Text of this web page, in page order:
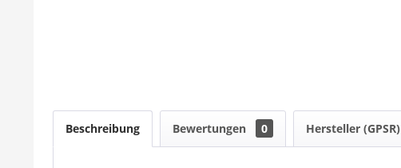
Beschreibung Bewertungen 0 Hersteller (GPSR)